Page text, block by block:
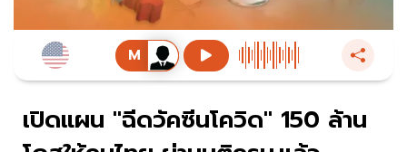
เปิดแผน "ฉีดวัคซีนโควิด" 150 ล้าน